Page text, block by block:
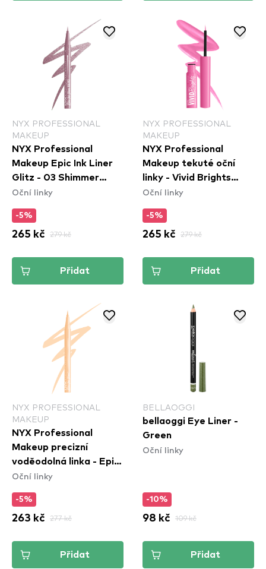
NYX PROFESSIONAL
MAKEUP
NYX Professional
Makeup Epic Ink Liner
Glitz - 03 Shimmer
Stitch
Oční linky
-5%
265 kč 279 kč
Přidat
NYX PROFESSIONAL
MAKEUP
NYX Professional
Makeup tekuté oční
linky - Vivid Brights
Colored Liquid Eyeliner
(VBLL08)
Oční linky
-5%
265 kč 279 kč
Přidat
NYX PROFESSIONAL
MAKEUP
NYX Professional
Makeup precizní
voděodolná linka - Epic
Ink Waterproof Liner -
Oční linky
-5%
263 kč 277 kč
Přidat
BELLAOGGI
bellaoggi Eye Liner -
Green
Oční linky
-10%
98 kč 109 kč
Přidat